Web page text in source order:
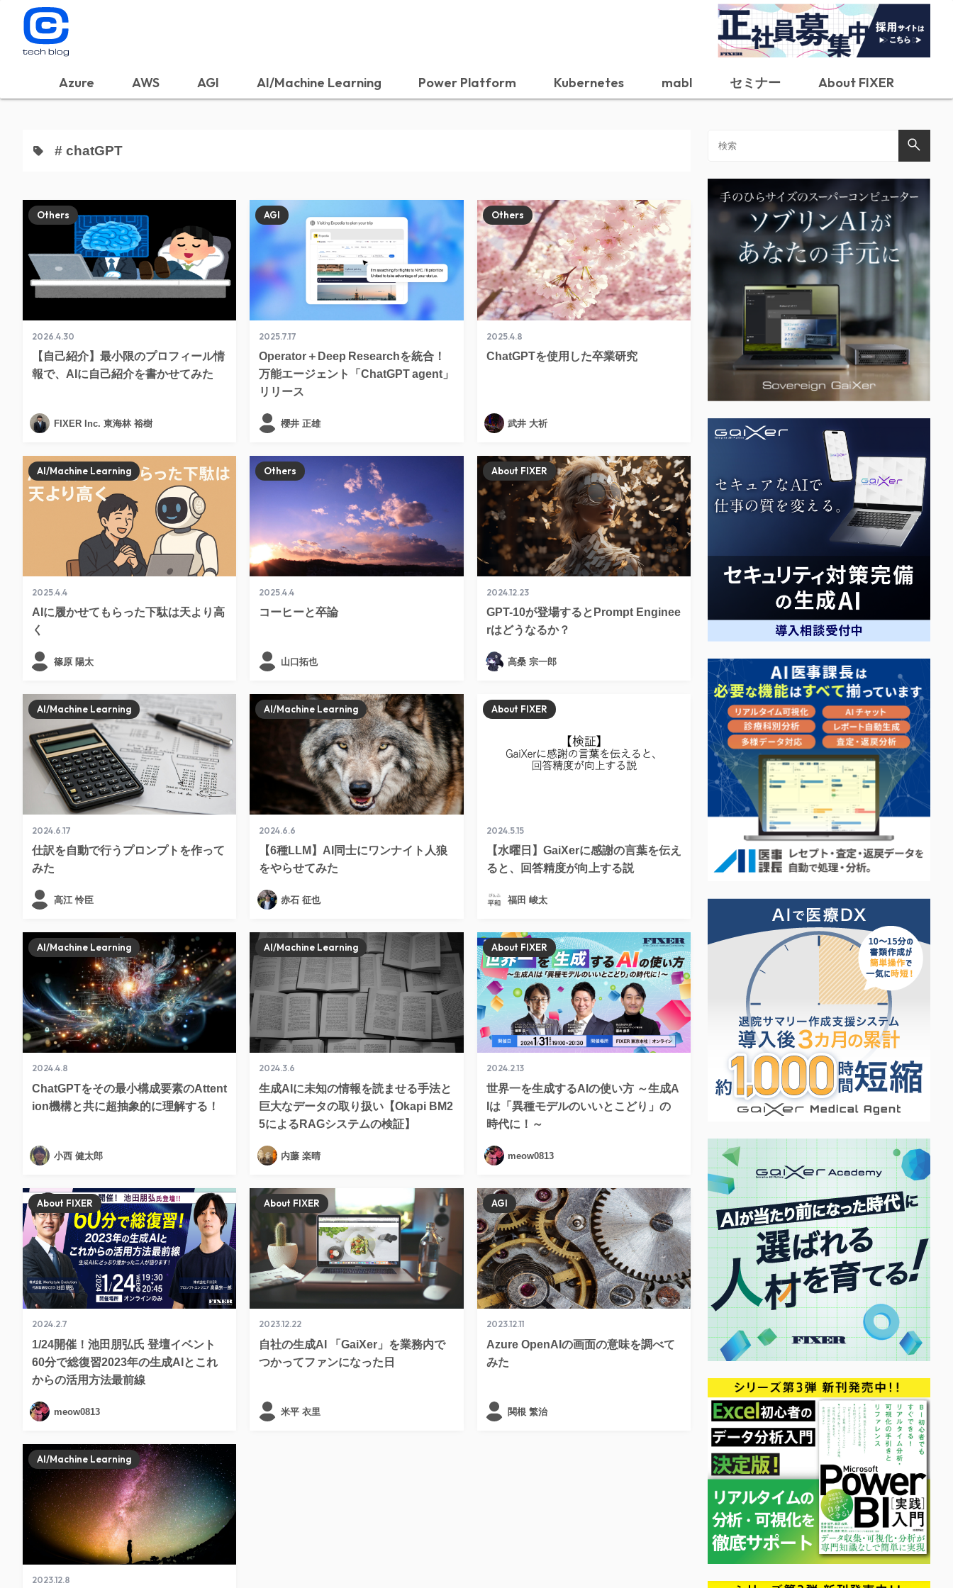
Azure AWS AGI AI/Machine Learning Power Platform Kubernetes mabl セミナー About FIXER
# chatGPT
2026.4.30
【自己紹介】最小限のプロフィール情
報で、AIに自己紹介を書かせてみた
Others
FIXER Inc. 東海林 裕樹
2025.7.17
Operator＋Deep Researchを統合！
万能エージェント「ChatGPT agent」
リリース
AGI
櫻井 正雄
2025.4.8
ChatGPTを使用した卒業研究
Others
武井 大祈
2025.4.4
AIに履かせてもらった下駄は天より高
く
AI/Machine Learning
篠原 陽太
2025.4.4
コーヒーと卒論
Others
山口拓也
2024.12.23
GPT-10が登場するとPrompt Enginee
rはどうなるか？
About FIXER
高桑 宗一郎
2024.6.17
仕訳を自動で行うプロンプトを作って
みた
AI/Machine Learning
高江 怜臣
2024.6.6
【6種LLM】AI同士にワンナイト人狼
をやらせてみた
AI/Machine Learning
赤石 征也
2024.5.15
【水曜日】GaiXerに感謝の言葉を伝え
ると、回答精度が向上する説
About FIXER
福田 峻太
2024.4.8
ChatGPTをその最小構成要素のAttent
ion機構と共に超抽象的に理解する！
AI/Machine Learning
小西 健太郎
2024.3.6
生成AIに未知の情報を読ませる手法と
巨大なデータの取り扱い【Okapi BM2
5によるRAGシステムの検証】
AI/Machine Learning
内藤 楽晴
2024.2.13
世界一を生成するAIの使い方 ～生成A
Iは「異種モデルのいいとこどり」の
時代に！～
About FIXER
meow0813
2024.2.7
1/24開催！池田朋弘氏 登壇イベント
60分で総復習2023年の生成AIとこれ
からの活用方法最前線
About FIXER
meow0813
2023.12.22
自社の生成AI 「GaiXer」を業務内で
つかってファンになった日
About FIXER
米平 衣里
2023.12.11
Azure OpenAIの画面の意味を調べて
みた
AGI
関根 繁治
2023.12.8
AI/Machine Learning